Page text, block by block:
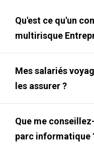
Qu'est ce qu'un
multirisque
Mes salariés
les assurer ?
Que me
parc informatique